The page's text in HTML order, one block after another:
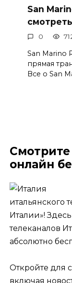
San
0
San Marino
прямая
Все о San
онлайн
итальянского
Италии»!
телеканалов
абсолютно
Откройте для
включая